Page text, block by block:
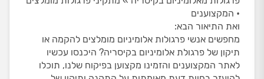
• המקצוענים
ואת התיאור הבא:
מחפשים אנשי פרגולות אלומיניום מומלצים להקמה או
תיקון של פרגולת אלומיניום בקיסריה? היכנסו עכשיו
לאתר המקצוענים והזמינו מקצוען בפיקוח שלנו, תוכלו